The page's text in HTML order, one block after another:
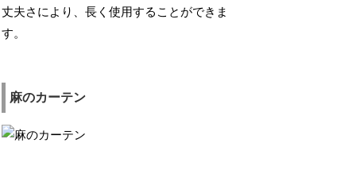
丈夫さにより、長く使用することができま
す。
麻のカーテン